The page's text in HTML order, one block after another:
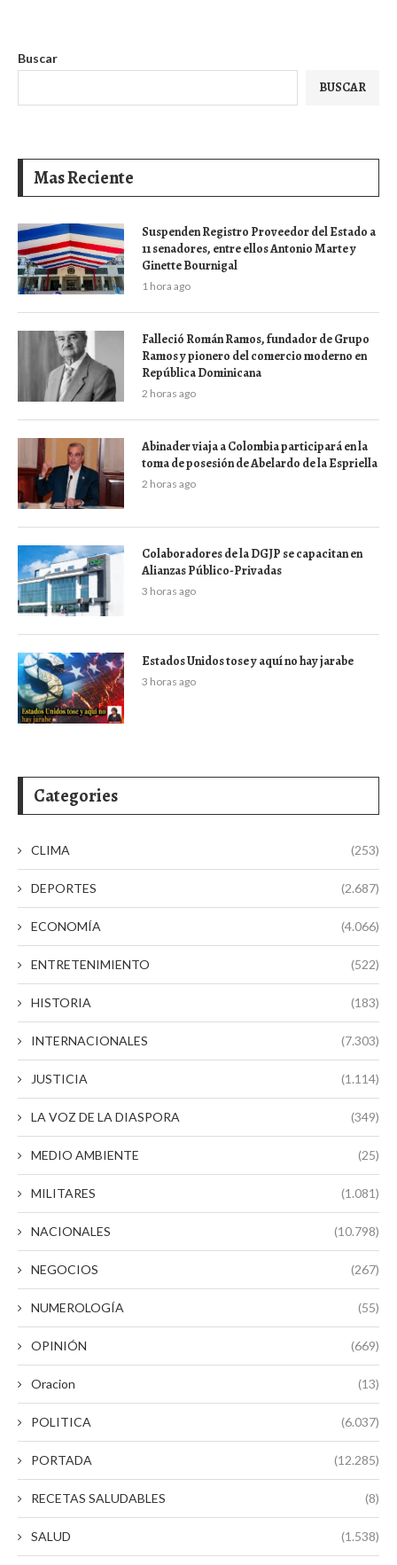
Buscar
BUSCAR
Mas Reciente
Suspenden Registro Proveedor del Estado a
11 senadores, entre ellos Antonio Marte y
Ginette Bournigal
1 hora ago
Falleció Román Ramos, fundador de Grupo
Ramos y pionero del comercio moderno en
República Dominicana
2 horas ago
Abinader viaja a Colombia participará en la
toma de posesión de Abelardo de la Espriella
2 horas ago
Colaboradores de la DGJP se capacitan en
Alianzas Público-Privadas
3 horas ago
Estados Unidos tose y aquí no hay jarabe
3 horas ago
Categories
CLIMA (253)
DEPORTES (2.687)
ECONOMÍA (4.066)
ENTRETENIMIENTO (522)
HISTORIA (183)
INTERNACIONALES (7.303)
JUSTICIA (1.114)
LA VOZ DE LA DIASPORA (349)
MEDIO AMBIENTE (25)
MILITARES (1.081)
NACIONALES (10.798)
NEGOCIOS (267)
NUMEROLOGÍA (55)
OPINIÓN (669)
Oracion (13)
POLITICA (6.037)
PORTADA (12.285)
RECETAS SALUDABLES (8)
SALUD (1.538)